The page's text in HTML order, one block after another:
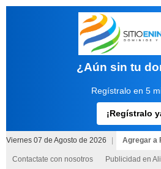
¿Aún sin tu
Regístralo en 5
¡Regístralo
Viernes 07 de Agosto de 2026 Agregar a
Contactate con nosotros Publicidad en